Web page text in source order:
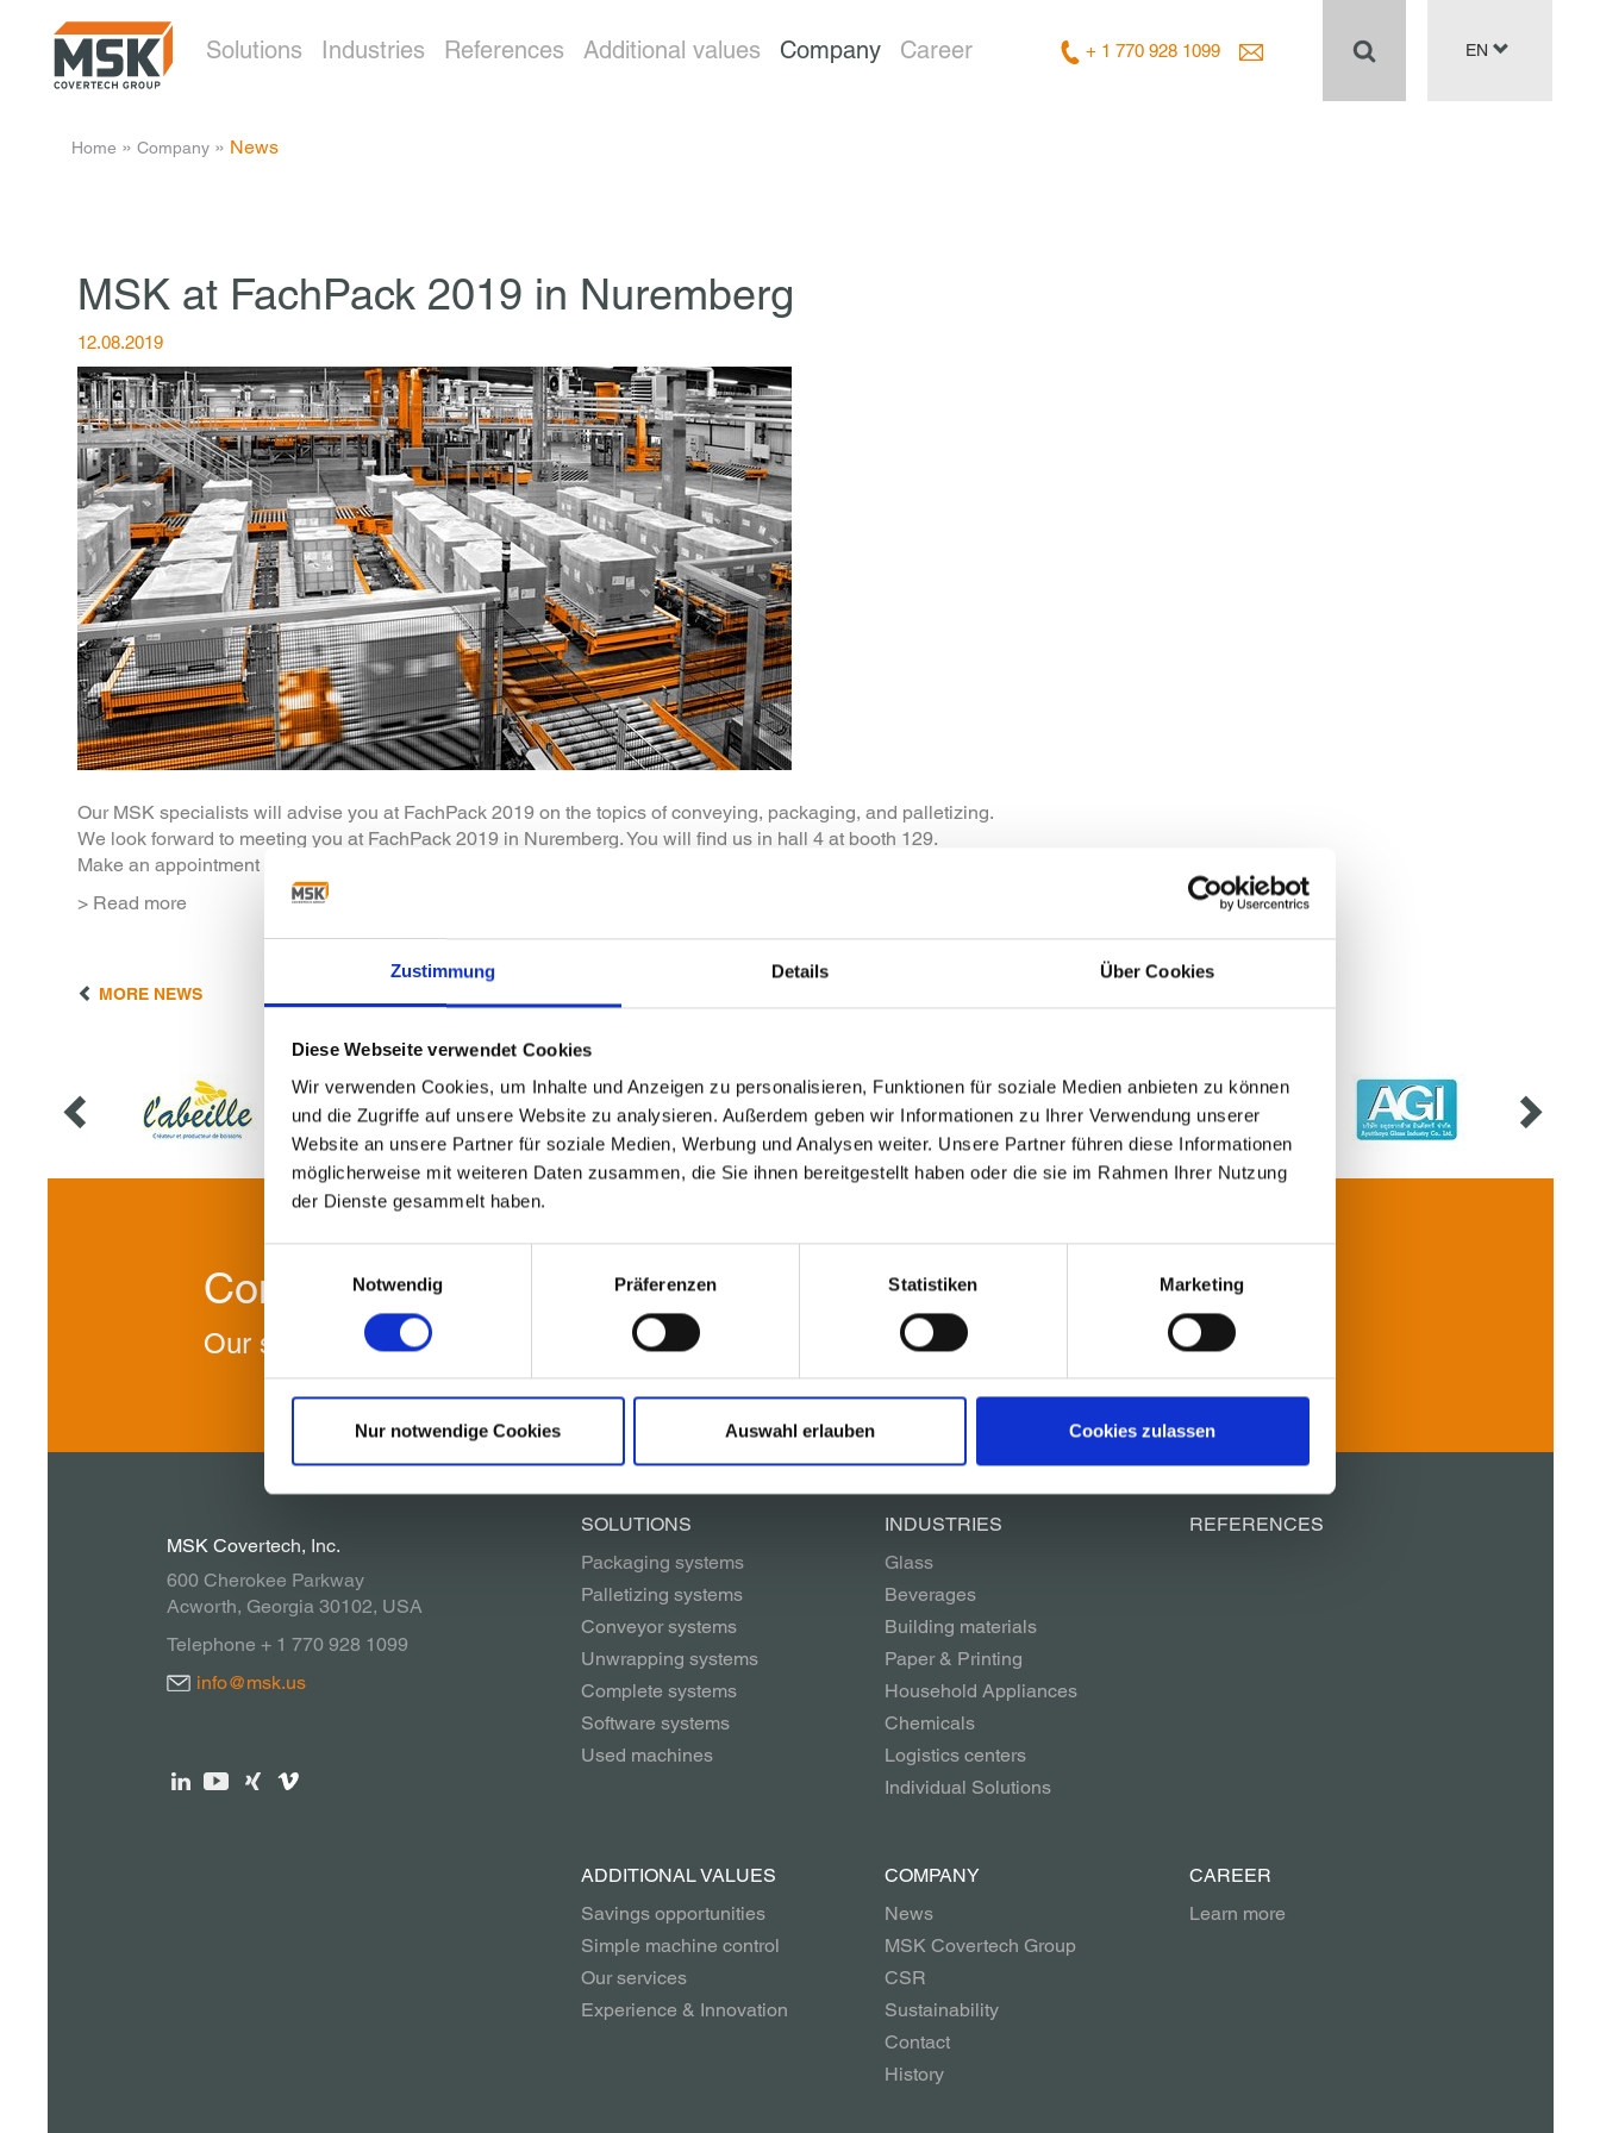
Zustimmung Details Über Cookies
Diese Webseite verwendet Cookies
Wir verwenden Cookies, um Inhalte und Anzeigen zu personalisieren, Funktionen für soziale Medien anbieten zu können
und die Zugriffe auf unsere Website zu analysieren. Außerdem geben wir Informationen zu Ihrer Verwendung unserer
Website an unsere Partner für soziale Medien, Werbung und Analysen weiter. Unsere Partner führen diese Informationen
möglicherweise mit weiteren Daten zusammen, die Sie ihnen bereitgestellt haben oder die sie im Rahmen Ihrer Nutzung
der Dienste gesammelt haben.
Notwendig
Präferenzen Statistiken Marketing
Nur notwendige Cookies Auswahl erlauben Cookies zulassen
Solutions Industries References Additional values Company Career + 1 770 928 1099 EN
Home ­ » ­ Company­ » ­ News
MSK at FachPack 2019 in Nuremberg
12.08.2019
Our MSK specialists will advise you at FachPack 2019 on the topics of conveying, packaging, and palletizing.
We look forward to meeting you at FachPack 2019 in Nuremberg. You will find us in hall 4 at booth 129.
Make an appointment with us by sending an email to
> Read more
MORE NEWS
Contact us!
Our specialists will be pleased to advise you.
Contact
MSK Covertech, Inc.
600 Cherokee Parkway
Acworth, Georgia 30102, USA
Telephone + 1 770 928 1099
info@msk.us
SOLUTIONS
Packaging systems
Palletizing systems
Conveyor systems
Unwrapping systems
Complete systems
Software systems
Used machines
INDUSTRIES
Glass
Beverages
Building materials
Paper & Printing
Household Appliances
Chemicals
Logistics centers
Individual Solutions
REFERENCES
ADDITIONAL VALUES
Savings opportunities
Simple machine control
Our services
Experience & Innovation
COMPANY
News
MSK Covertech Group
CSR
Sustainability
Contact
History
CAREER
Learn more